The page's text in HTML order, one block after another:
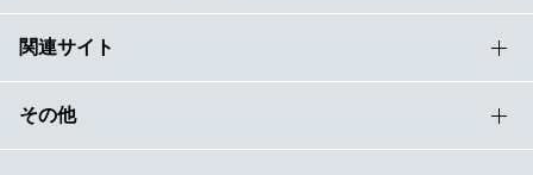
関連サイト
その他